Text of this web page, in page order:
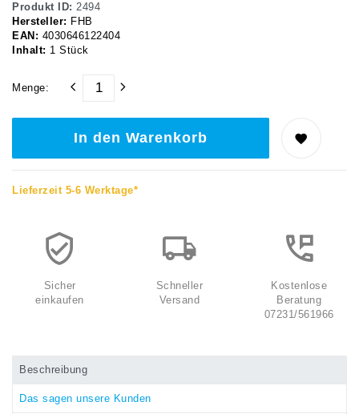
Produkt ID: 2494
Hersteller: FHB
EAN: 4030646122404
Inhalt: 1 Stück
Menge:
In den Warenkorb
Lieferzeit 5-6 Werktage*
Sicher
einkaufen
Schneller
Versand
Kostenlose
Beratung
07231/561966
Beschreibung
Das sagen unsere Kunden